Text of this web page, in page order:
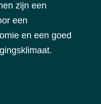
zijn een
een
en een goed